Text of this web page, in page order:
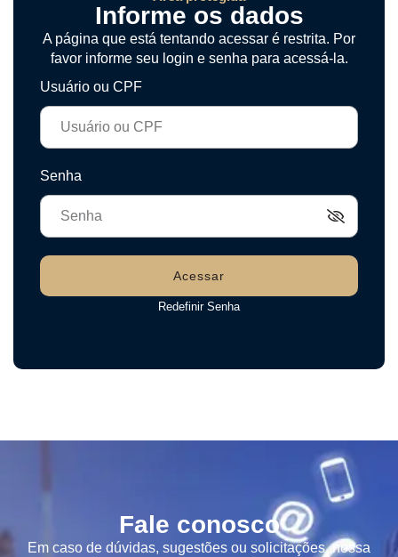
Informe os dados
A página que está tentando acessar é restrita. Por
favor informe seu login e senha para acessá-la.
Usuário ou CPF
Senha
Acessar
Redefinir Senha
Fale conosco
Em caso de dúvidas, sugestões ou solicitações, nossa